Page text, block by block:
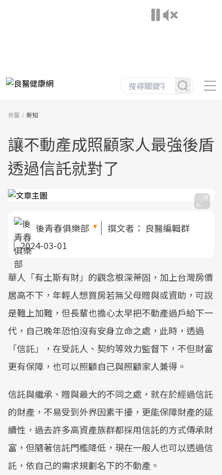
良醫 新知
讓不動產成照顧家人最強後盾
透過信託就對了
後青春俱樂部 撰文者： 良醫編輯群
2024-03-01
華人「有土斯有財」的觀念根深蒂固，加上台灣房價
居高不下，年輕人想買房若無父母贈與或資助，可說
是難上加難，但長輩也擔心太早把不動產過戶給下一
代，自己晚年恐怕沒有安身立命之處，此時，透過
「信託」，在受託人、契約等效力監督下，不但財富
更有保障，也可以照顧自己與照顧家人兼得。
信託與繼承、贈與最大的不同之處，就在於經過信託
的財產，不易受到外界因素干擾，更能保障財產的延
續性，過去許多高資產族群都採用信託的方式傳承財
富，但隨著信託門檻降低，現在一般人也可以透過信
託，依自己的需求規劃名下的不動產。